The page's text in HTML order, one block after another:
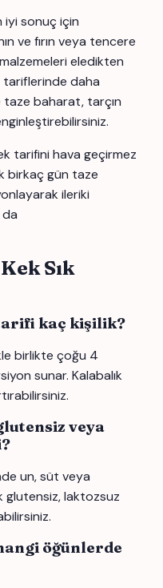
iyi sonuç için
ve fırın veya tencere
malzemeleri eledikten
tariflerinde daha
taze baharat, tarçın
tarifini hava geçirmez
birkaç gün taze
ileriki
da
Sık
kaç kişilik?
birlikte çoğu 4
sunar. Kalabalık
veya
un, süt veya
glutensiz, laktozsuz
öğünlerde